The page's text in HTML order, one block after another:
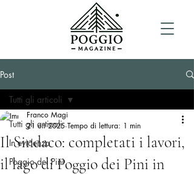
Post
Tutti gli articoli
In evidenza
Poggio dei Pini
Tutti gli articoli
Il Sindaco: completati i lavori,
il lago di Poggio dei Pini in
Franco Magi
21 ott 2025 Tempo di lettura: 1 min